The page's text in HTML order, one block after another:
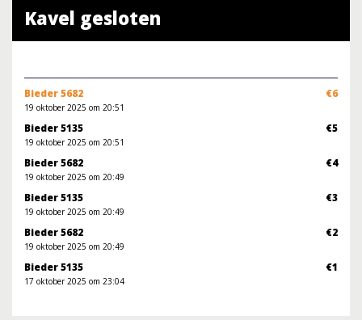
Kavel gesloten
Bieder 5682 €6
19 oktober 2025 om 20:51
Bieder 5135 €5
19 oktober 2025 om 20:51
Bieder 5682 €4
19 oktober 2025 om 20:49
Bieder 5135 €3
19 oktober 2025 om 20:49
Bieder 5682 €2
19 oktober 2025 om 20:49
Bieder 5135 €1
17 oktober 2025 om 23:04